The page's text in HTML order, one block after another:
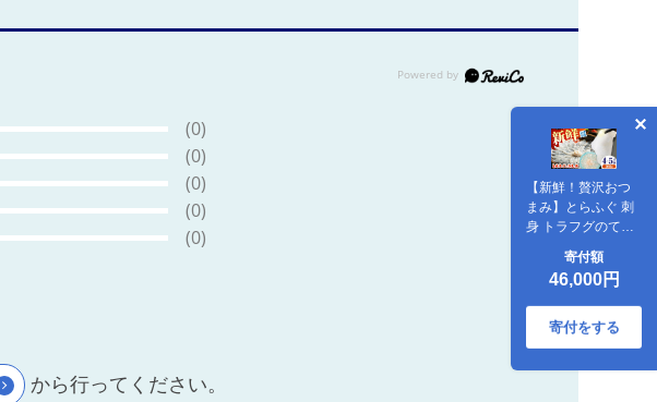
【新鮮！贅沢おつ
まみ】とらふぐ 刺
身 トラフグのてっ
さ（大皿/200g）×1
枚/ とらふぐ 刺身
紅葉おろし トラフ
グ ふぐ フグ 河豚
刺し身 ふぐ刺し /
南島原市 / 株式会社
寄付額
46,000円
寄付をする
(0)
(0)
(0)
(0)
(0)
から行ってください。